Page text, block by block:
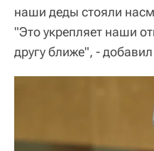
наши деды стояли
"Это укрепляет наши
другу ближе", -